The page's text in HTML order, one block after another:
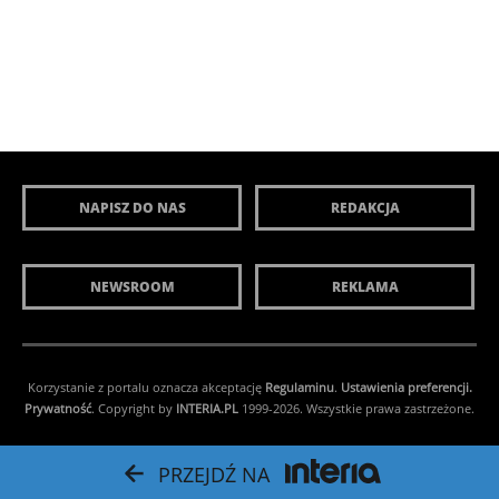
NAPISZ DO NAS REDAKCJA
NEWSROOM REKLAMA
Korzystanie z portalu oznacza akceptację Regulaminu. Ustawienia preferencji.
Prywatność. Copyright by INTERIA.PL 1999-2026. Wszystkie prawa zastrzeżone.
PRZEJDŹ NA